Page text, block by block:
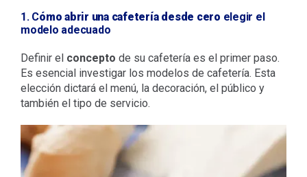
1. Cómo abrir una cafetería desde cero elegir el
modelo adecuado
Definir el concepto de su cafetería es el primer paso.
Es esencial investigar los modelos de cafetería. Esta
elección dictará el menú, la decoración, el público y
también el tipo de servicio.